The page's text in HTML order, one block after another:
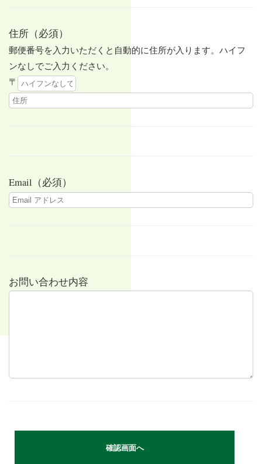
住所（必須）
郵便番号を入力いただくと自動的に住所が入ります。ハイフ
ンなしでご入力ください。
〒
Email（必須）
お問い合わせ内容
確認画面へ